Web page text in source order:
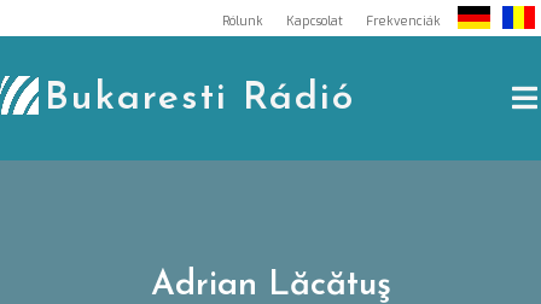
to
content
Rólunk Kapcsolat Frekvenciák
Bukaresti Rádió
Adrian Lăcătuş